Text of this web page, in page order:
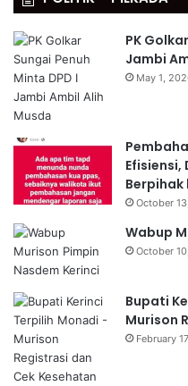
PK
Jambi
May 1,
Efisiensi,
October
Wabup
October
Bupati
Murison
February